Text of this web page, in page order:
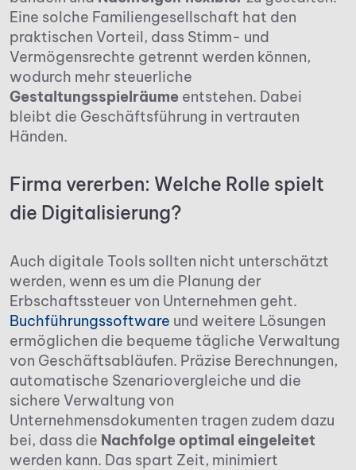
Eine solche Familiengesellschaft hat den
praktischen Vorteil, dass Stimm- und
Vermögensrechte getrennt werden können,
wodurch mehr steuerliche
Gestaltungsspielräume entstehen. Dabei
bleibt die Geschäftsführung in vertrauten
Händen.
Firma vererben: Welche Rolle spielt
die Digitalisierung?
Auch digitale Tools sollten nicht unterschätzt
werden, wenn es um die Planung der
Erbschaftssteuer von Unternehmen geht.
Buchführungssoftware und weitere Lösungen
ermöglichen die bequeme tägliche Verwaltung
von Geschäftsabläufen. Präzise Berechnungen,
automatische Szenariovergleiche und die
sichere Verwaltung von
Unternehmensdokumenten tragen zudem dazu
bei, dass die Nachfolge optimal eingeleitet
werden kann. Das spart Zeit, minimiert